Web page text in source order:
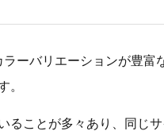
ーバリエーションが豊富
。
ことが多々あり、同じ